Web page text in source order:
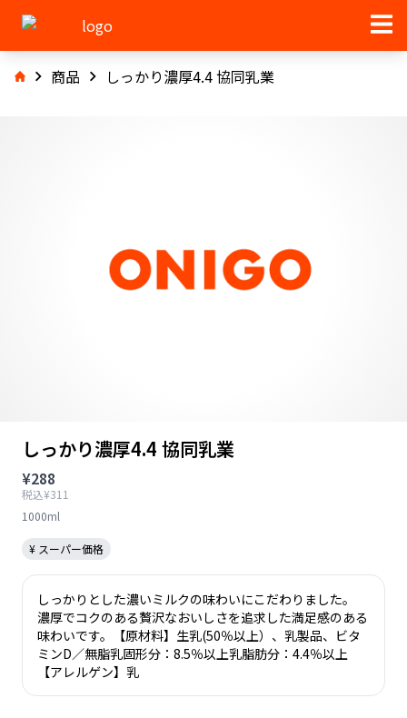
商品 しっかり濃厚4.4 協同乳業
しっかり濃厚4.4 協同乳業
¥288
税込¥311
1000ml
¥ スーパー価格
しっかりとした濃いミルクの味わいにこだわりました。
濃厚でコクのある贅沢なおいしさを追求した満足感のある
味わいです。【原材料】生乳(50％以上）、乳製品、ビタ
ミンD／無脂乳固形分：8.5％以上乳脂肪分：4.4％以上
【アレルゲン】乳